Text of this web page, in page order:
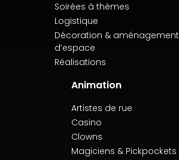
Soirées à thèmes
Logistique
Décoration & aménagement
d’espace
Réalisations
Animation
Artistes de rue
Casino
Clowns
Magiciens & Pickpockets